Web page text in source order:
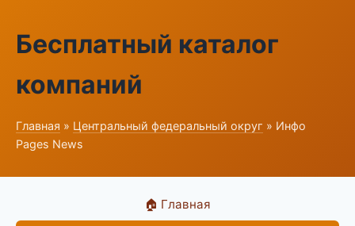
Бесплатный каталог
компаний
Главная » Центральный федеральный округ » Инфо
Pages News
🏠 Главная